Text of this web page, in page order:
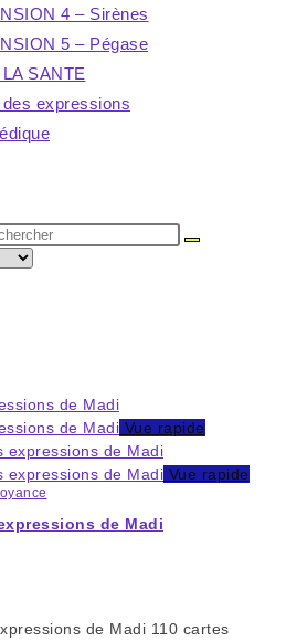
4 – Sirènes
5 – Pégase
LA SANTE
des expressions
Vue rapide
Vue rapide
de Madi
de Madi 110 cartes